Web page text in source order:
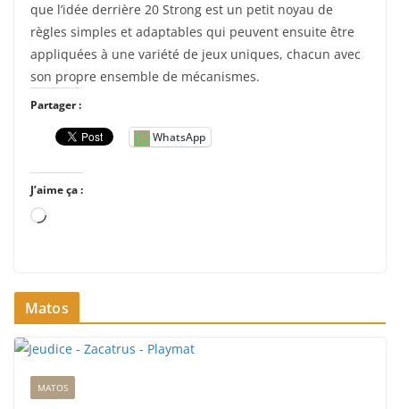
que l’idée derrière 20 Strong est un petit noyau de
règles simples et adaptables qui peuvent ensuite être
appliquées à une variété de jeux uniques, chacun avec
son propre ensemble de mécanismes.
Partager :
WhatsApp
J’aime ça :
C
g
e
m
e
n
Matos
MATOS